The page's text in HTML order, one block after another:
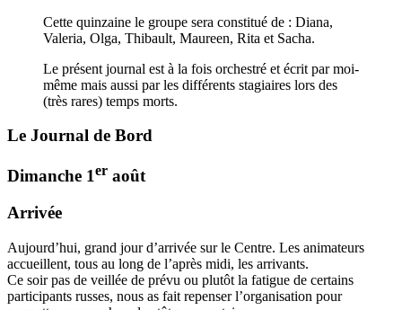
Cette quinzaine le groupe sera constitué de : Diana,
Valeria, Olga, Thibault, Maureen, Rita et Sacha.
Le présent journal est à la fois orchestré et écrit par moi-
même mais aussi par les différents stagiaires lors des
(très rares) temps morts.
Le Journal de Bord
Dimanche 1er août
Arrivée
Aujourd’hui, grand jour d’arrivée sur le Centre. Les animateurs
accueillent, tous au long de l’après midi, les arrivants.
Ce soir pas de veillée de prévu ou plutôt la fatigue de certains
participants russes, nous as fait repenser l’organisation pour